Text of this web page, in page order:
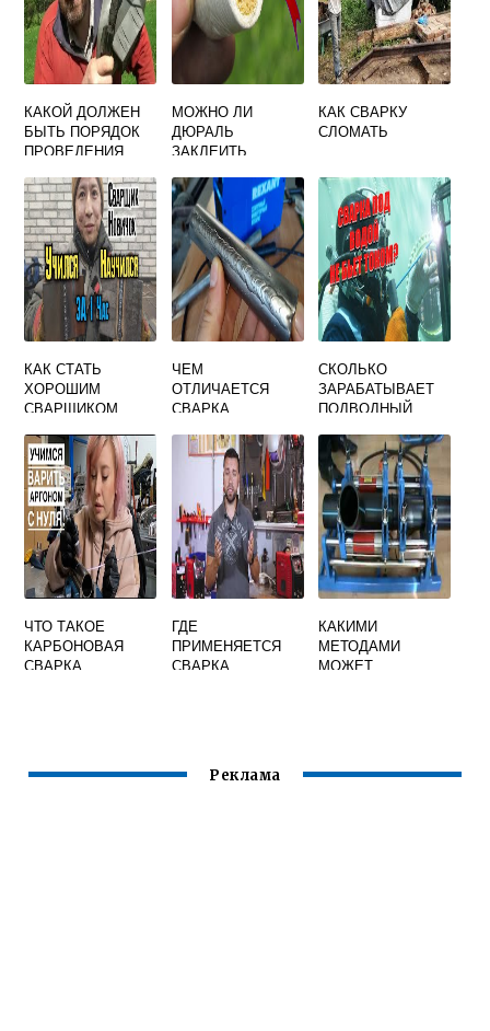
КАКОЙ ДОЛЖЕН
БЫТЬ ПОРЯДОК
ПРОВЕДЕНИЯ
ИСПОЛЬЗОВАНИИ
ДЛЯ ЗАЩИТЫ
МЕТАЛЛА ОТ
СВАРОЧНЫХ
БРЫЗГ
МОЖНО ЛИ
ДЮРАЛЬ
ЗАКЛЕИТЬ
СВАРКОЙ
КАК СВАРКУ
СЛОМАТЬ
КАК СТАТЬ
ХОРОШИМ
СВАРЩИКОМ
ЧЕМ
ОТЛИЧАЕТСЯ
СВАРКА
ЧЕРНОГО
МЕТАЛЛА
СКОЛЬКО
ЗАРАБАТЫВАЕТ
ПОДВОДНЫЙ
ЧТО ТАКОЕ
КАРБОНОВАЯ
СВАРКА
ГДЕ
ПРИМЕНЯЕТСЯ
СВАРКА
КАКИМИ
МЕТОДАМИ
МОЖЕТ
Реклама